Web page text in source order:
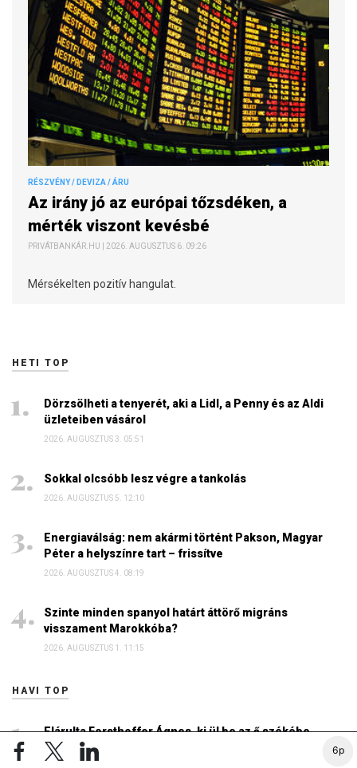
6p
RÉSZVÉNY / DEVIZA / ÁRU
Az irány jó az európai tőzsdéken, a
mérték viszont kevésbé
PRIVÁTBANKÁR.HU | 2026. AUGUSZTUS 6. 09:26
Mérsékelten pozitív hangulat.
HETI TOP
Dörzsölheti a tenyerét, aki a Lidl, a Penny és az Aldi
üzleteiben vásárol
2026. AUGUSZTUS 3. 05:51
Sokkal olcsóbb lesz végre a tankolás
2026. AUGUSZTUS 5. 12:10
Energiaválság: nem akármi történt Pakson, Magyar
Péter a helyszínre tart – frissítve
2026. AUGUSZTUS 4. 08:19
Szinte minden spanyol határt áttörő migráns
visszament Marokkóba?
2026. AUGUSZTUS 1. 11:15
HAVI TOP
Elárulta Forsthoffer Ágnes, ki ül be az ő székébe
2026. JÚLIUS 19. 09:11